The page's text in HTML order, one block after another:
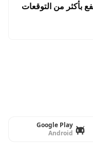
بأكثر من التوقعات
Google Play
Android